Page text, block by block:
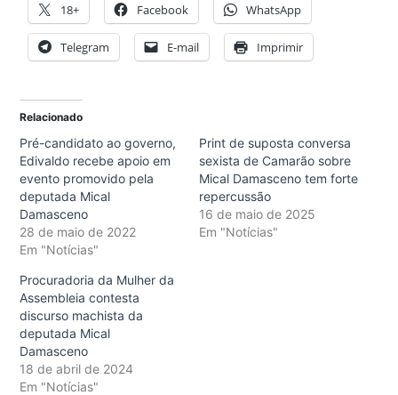
18+ Facebook WhatsApp
Telegram E-mail Imprimir
Relacionado
Pré-candidato ao governo,
Edivaldo recebe apoio em
evento promovido pela
deputada Mical
Damasceno
28 de maio de 2022
Em "Notícias"
Print de suposta conversa
sexista de Camarão sobre
Mical Damasceno tem forte
repercussão
16 de maio de 2025
Em "Notícias"
Procuradoria da Mulher da
Assembleia contesta
discurso machista da
deputada Mical
Damasceno
18 de abril de 2024
Em "Notícias"